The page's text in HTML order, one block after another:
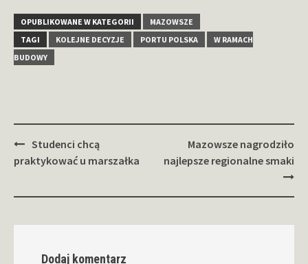
OPUBLIKOWANE W KATEGORII
MAZOWSZE
TAGI
KOLEJNE DECYZJE PORTU POLSKA
W RAMACH
BUDOWY
Zobacz
wpisy
Studenci chcą
praktykować u marszałka
Mazowsze nagrodziło
najlepsze regionalne smaki
Dodaj komentarz